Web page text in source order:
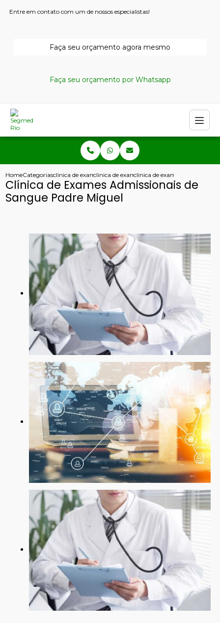
Entre em contato com um de nossos especialistas!
Faça seu orçamento agora mesmo
Faça seu orçamento por Whatsapp
HomeCategoriasclinica de exames admissionais
clinica de exame admissional e demissional
clinica de exames
Clínica de Exames Admissionais de
Sangue Padre Miguel